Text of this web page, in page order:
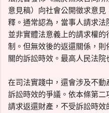
意見稿）向社會公開徵求意
釋。通常認為，當事人請求
並非實體法意義上的請求權
制。但無效後的返還關係，
關的訴訟時效。最高人民法院
在司法實踐中，還會涉及不
訴訟時效的爭議。依本條第
請求返還財產，不受訴訟時